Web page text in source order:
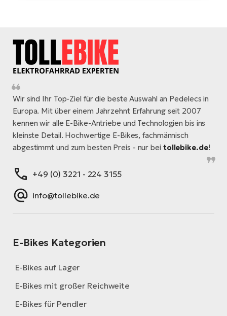
Wir sind Ihr Top-Ziel für die beste Auswahl an Pedelecs in
Europa. Mit über einem Jahrzehnt Erfahrung seit 2007
kennen wir alle E-Bike-Antriebe und Technologien bis ins
kleinste Detail. Hochwertige E-Bikes, fachmännisch
abgestimmt und zum besten Preis - nur bei tollebike.de!
+49 (0) 3221 - 224 3155
info@tollebike.de
E-Bikes Kategorien
E-Bikes auf Lager
E-Bikes mit großer Reichweite
E-Bikes für Pendler